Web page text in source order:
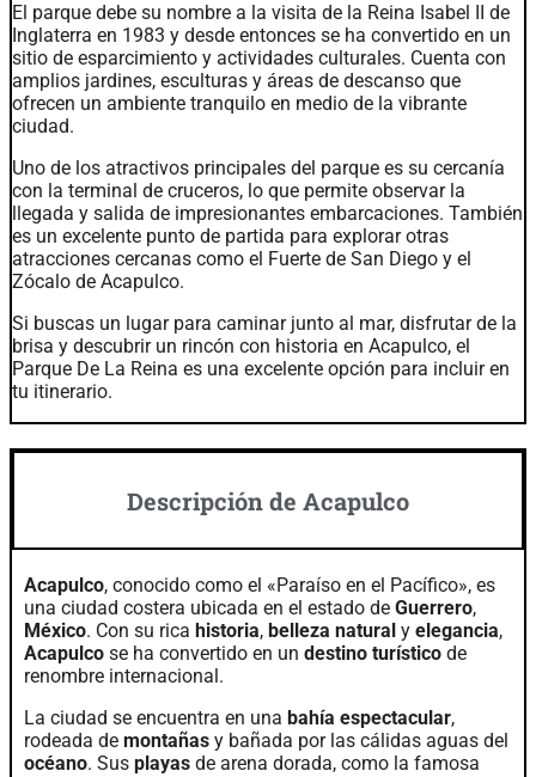
El parque debe su nombre a la visita de la Reina Isabel II de
Inglaterra en 1983 y desde entonces se ha convertido en un
sitio de esparcimiento y actividades culturales. Cuenta con
amplios jardines, esculturas y áreas de descanso que
ofrecen un ambiente tranquilo en medio de la vibrante
ciudad.
Uno de los atractivos principales del parque es su cercanía
con la terminal de cruceros, lo que permite observar la
llegada y salida de impresionantes embarcaciones. También
es un excelente punto de partida para explorar otras
atracciones cercanas como el Fuerte de San Diego y el
Zócalo de Acapulco.
Si buscas un lugar para caminar junto al mar, disfrutar de la
brisa y descubrir un rincón con historia en Acapulco, el
Parque De La Reina es una excelente opción para incluir en
tu itinerario.
Descripción de Acapulco
Acapulco, conocido como el «Paraíso en el Pacífico», es
una ciudad costera ubicada en el estado de Guerrero,
México. Con su rica historia, belleza natural y elegancia,
Acapulco se ha convertido en un destino turístico de
renombre internacional.
La ciudad se encuentra en una bahía espectacular,
rodeada de montañas y bañada por las cálidas aguas del
océano. Sus playas de arena dorada, como la famosa